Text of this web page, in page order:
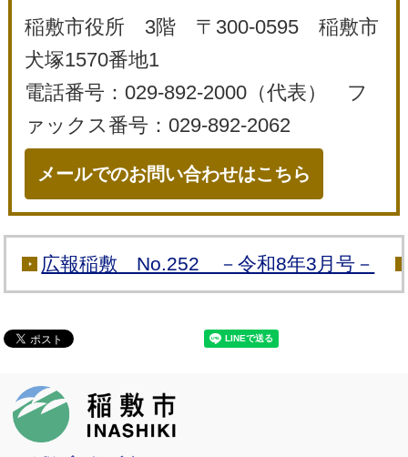
稲敷市役所 3階 〒300-0595 稲敷市
犬塚1570番地1
電話番号：029-892-2000（代表） フ
ァックス番号：029-892-2062
メールでのお問い合わせはこちら
広報稲敷 No.252 －令和8年3月号－